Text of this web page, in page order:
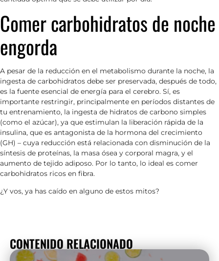
Comer carbohidratos de noche
engorda
A pesar de la reducción en el metabolismo durante la noche, la
ingesta de carbohidratos debe ser preservada, después de todo,
es la fuente esencial de energía para el cerebro. Sí, es
importante restringir, principalmente en períodos distantes de
tu entrenamiento, la ingesta de hidratos de carbono simples
(como el azúcar), ya que estimulan la liberación rápida de la
insulina, que es antagonista de la hormona del crecimiento
(GH) – cuya reducción está relacionada con disminución de la
síntesis de proteínas, la masa ósea y corporal magra, y el
aumento de tejido adiposo. Por lo tanto, lo ideal es comer
carbohidratos ricos en fibra.
¿Y vos, ya has caído en alguno de estos mitos?
CONTENIDO RELACIONADO